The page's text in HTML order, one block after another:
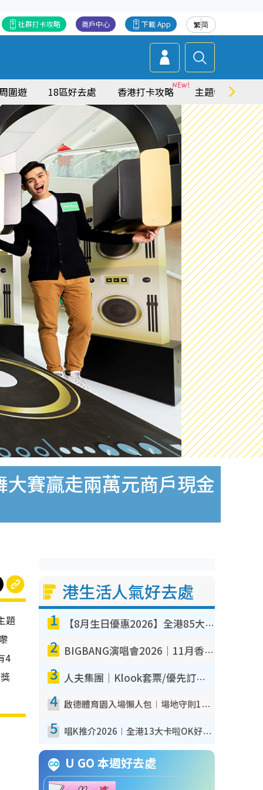
繁简
下載 App
商戶中心
社群打卡攻略
圍遊 18區好去處 香港打卡攻略 主題特集
賽贏走兩萬元商戶現金
題
4
港生活人氣好去處
1 【8月生日優惠2026】全港85大食買玩著數攻略 自助餐/火鍋放題同行免費＋誠品/DONKI送現金券
2 BIGBANG演唱會2026｜11月香港啟德開3場！實名制VIP申請、優先購票攻略
3 人夫集團｜Klook套票/優先訂票/公開發售搶飛攻略！附票價.購票連結.場地座位表
4 啟德體育園入場懶人包︱場地守則12違禁品不可進場准帶細水樽但全場禁樽蓋！應援牌有限制！
5 唱K推介2026︱全港13大卡啦OK好去處！最平$36起 日文K都有！(附地址+收費詳情)
U GO 本週好去處